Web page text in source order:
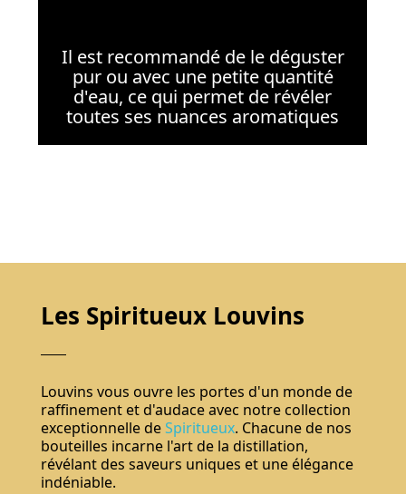
Il est recommandé de le déguster
pur ou avec une petite quantité
d'eau, ce qui permet de révéler
toutes ses nuances aromatiques
Les Spiritueux Louvins
Louvins vous ouvre les portes d'un monde de
raffinement et d'audace avec notre collection
exceptionnelle deSpiritueux. Chacune de nos
bouteilles incarne l'art de la distillation,
révélant des saveurs uniques et une élégance
indéniable.